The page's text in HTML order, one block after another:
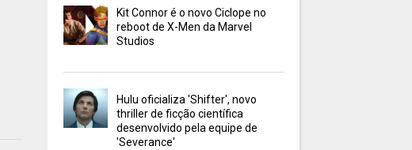
Kit Connor é o novo Ciclope no
reboot de X-Men da Marvel
Studios
Hulu oficializa 'Shifter', novo
thriller de ficção científica
desenvolvido pela equipe de
'Severance'